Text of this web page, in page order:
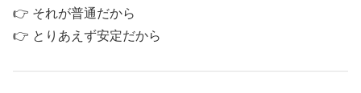
👉 それが普通だから
👉 とりあえず安定だから